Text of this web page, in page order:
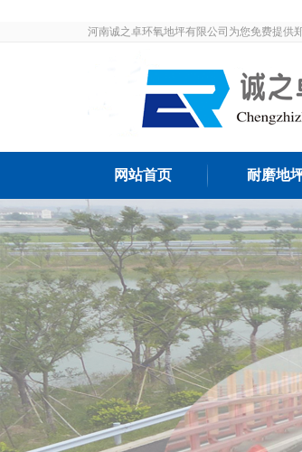
河南诚之卓环氧地坪有限公司为您免费提供
网站首页 耐磨地